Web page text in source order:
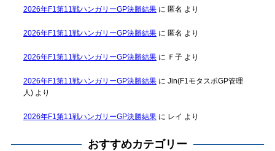
2026年F1第11戦ハンガリーGP決勝結果に 匿名 より
2026年F1第11戦ハンガリーGP決勝結果に 匿名 より
2026年F1第11戦ハンガリーGP決勝結果に Ｆ子より
2026年F1第11戦ハンガリーGP決勝結果に Jin(F1モタスポGP管理
人)より
2026年F1第11戦ハンガリーGP決勝結果に レイ より
おすすめカテゴリー